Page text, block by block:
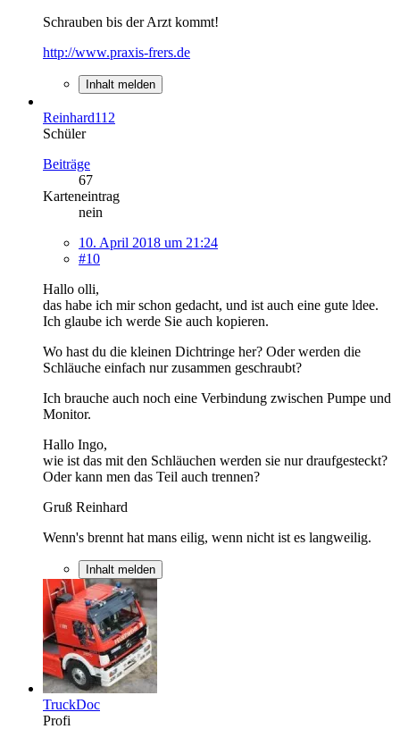
Schrauben bis der Arzt kommt!
http://www.praxis-frers.de
Inhalt melden
Reinhard112
Schüler
Beiträge
67
Karteneintrag
nein
10. April 2018 um 21:24
#10
Hallo olli,
das habe ich mir schon gedacht, und ist auch eine gute ldee.
Ich glaube ich werde Sie auch kopieren.
Wo hast du die kleinen Dichtringe her? Oder werden die
Schläuche einfach nur zusammen geschraubt?
Ich brauche auch noch eine Verbindung zwischen Pumpe und
Monitor.
Hallo Ingo,
wie ist das mit den Schläuchen werden sie nur draufgesteckt?
Oder kann men das Teil auch trennen?
Gruß Reinhard
Wenn's brennt hat mans eilig, wenn nicht ist es langweilig.
Inhalt melden
TruckDoc
Profi